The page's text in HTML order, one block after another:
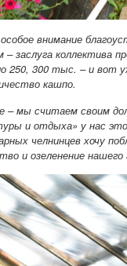
внимание
– заслуга
250, 300 тыс. – и вот
кашпо.
мы считаем своим
и отдыха» у нас
челнинцев хочу
и озеленение нашего